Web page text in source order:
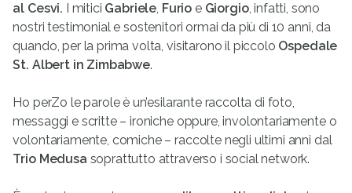
al Cesvi. I mitici Gabriele, Furio e Giorgio, infatti, sono
nostri testimonial e sostenitori ormai da più di 10 anni, da
quando, per la prima volta, visitarono il piccolo Ospedale
St. Albert in Zimbabwe.
Ho perZo le parole è un’esilarante raccolta di foto,
messaggi e scritte – ironiche oppure, involontariamente o
volontariamente, comiche – raccolte negli ultimi anni dal
Trio Medusa soprattutto attraverso i social network.